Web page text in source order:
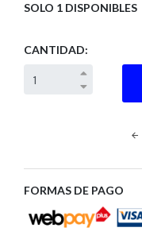
SOLO 1 DISPONIBLES
CANTIDAD:
FORMAS DE PAGO